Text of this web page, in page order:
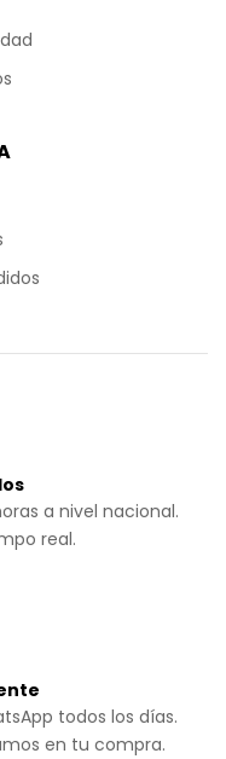
a nivel nacional.
real.
todos los días.
en tu compra.